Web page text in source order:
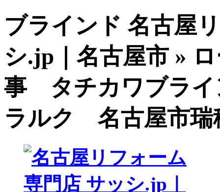
ブラインド 名古屋
シ.jp｜名古屋市 »
事 タチカワブラ
ラルク 名古屋市瑞